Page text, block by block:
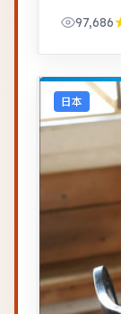
97,686
日本